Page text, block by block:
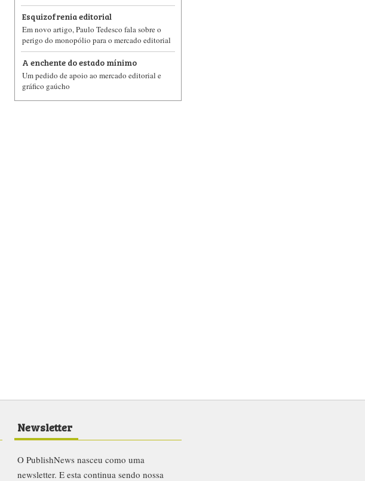
Esquizofrenia editorial
Em novo artigo, Paulo Tedesco fala sobre o
perigo do monopólio para o mercado editorial
A enchente do estado mínimo
Um pedido de apoio ao mercado editorial e
gráfico gaúcho
Newsletter
O PublishNews nasceu como uma
newsletter. E esta continua sendo nossa